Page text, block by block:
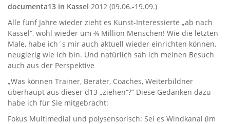
documenta13 in Kassel 2012 (09.06.-19.09.)
Alle fünf Jahre wieder zieht es Kunst-Interessierte „ab nach
Kassel“, wohl wieder um ¾ Million Menschen! Wie die letzten
Male, habe ich´s mir auch aktuell wieder einrichten können,
neugierig wie ich bin. Und natürlich sah ich meinen Besuch
auch aus der Perspektive
„Was können Trainer, Berater, Coaches, Weiterbildner
überhaupt aus dieser d13 „ziehen“?“ Diese Gedanken dazu
habe ich für Sie mitgebracht:
Fokus Multimedial und polysensorisch: Sei es Windkanal (im